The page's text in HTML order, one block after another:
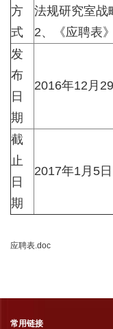
方
式
法规研究室战
2、《应聘表
发
布
日
期
2016年12月
截
止
日
期
2017年1月5日
应聘表.doc
常用链接